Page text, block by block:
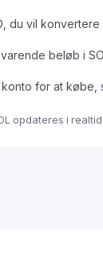
du vil konvertere
beløb i
for at købe,
opdateres i